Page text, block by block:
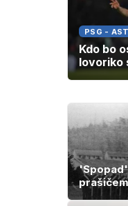
PSG -
Kdo bo
lovoriko
prašičem